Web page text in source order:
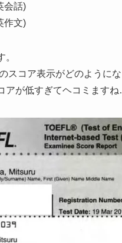
会話)
作文)
スコア表示がどのように
アが低すぎてヘコミますね